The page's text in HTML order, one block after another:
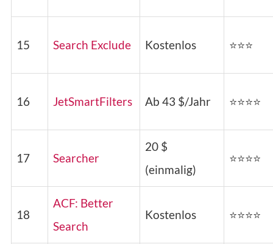
15 Search Exclude Kostenlos ⭐⭐⭐
16 JetSmartFilters Ab 43 $/Jahr ⭐⭐⭐⭐
17 Searcher
20 $
(einmalig)
⭐⭐⭐⭐
18
ACF: Better
Search
Kostenlos ⭐⭐⭐⭐